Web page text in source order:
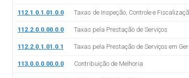
112.1.0.1.01.0.0 Taxas de Inspeção, Controle e
112.2.0.0.00.0.0 Taxas pela Prestação de Serviços
112.2.0.1.01.0.1 Taxas pela Prestação de Serviços em
113.0.0.0.00.0.0 Contribuição de Melhoria